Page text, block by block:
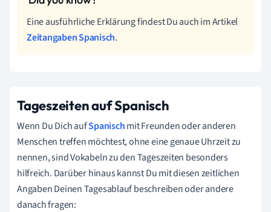
Eine ausführliche Erklärung findest Du auch im Artikel
Zeitangaben Spanisch.
Tageszeiten auf Spanisch
Wenn Du Dich aufSpanischmit Freunden oder anderen
Menschen treffen möchtest, ohne eine genaue Uhrzeit zu
nennen, sind Vokabeln zu den Tageszeiten besonders
hilfreich. Darüber hinaus kannst Du mit diesen zeitlichen
Angaben Deinen Tagesablauf beschreiben oder andere
danach fragen: